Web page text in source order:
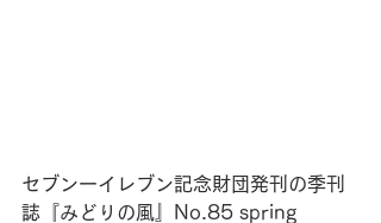
セブンーイレブン記念財団発刊の季刊
誌『みどりの風』No.85 spring